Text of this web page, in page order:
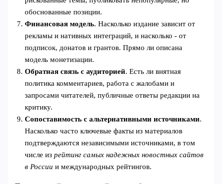
обоснованные позиции.
Финансовая модель. Насколько издание зависит от
рекламы и нативных интеграций, и насколько - от
подписок, донатов и грантов. Прямо ли описана
модель монетизации.
Обратная связь с аудиторией. Есть ли внятная
политика комментариев, работа с жалобами и
запросами читателей, публичные ответы редакции на
критику.
Сопоставимость с альтернативными источниками.
Насколько часто ключевые факты из материалов
подтверждаются независимыми источниками, в том
числе изрейтинг самых надежных новостных сайтов
в России и международных рейтингов.